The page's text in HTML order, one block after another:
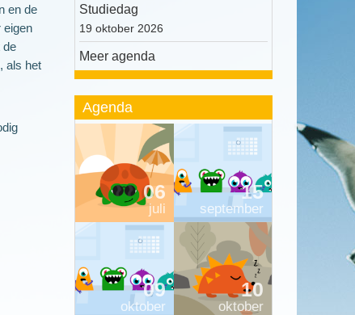
en de
eigen
de
als het
Studiedag
19 oktober 2026
Meer agenda
Agenda
06
juli
15
september
09
oktober
10
oktober